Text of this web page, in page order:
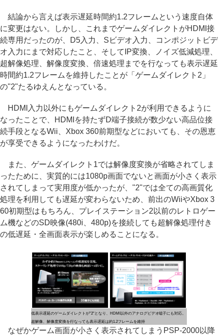
結論から言えば表示遅延時間約1.2フレームという速度自体
に変更はない。しかし、これまでゲームダイレクトがHDMI接
続専用だったのが、D5入力、Sビデオ入力、コンポジットビデ
オ入力にまで対応したこと、そしてIP変換、ノイズ低減処理、
超解像処理、解像度変換、倍速処理までを行なっても表示遅延
時間約1.2フレームを維持したことが「ゲームダイレクト2」
の"2"たるゆえんとなっている。
HDMI入力以外にもゲームダイレクト2が利用できるように
なったことで、HDMIを持たずD端子接続が数少ない高品位接
続手段となるWii、Xbox 360前期型などにおいても、その恩恵
が享受できるようになったわけだ。
また、ゲームダイレクト1では解像度変換が省略されてしま
ったために、実質的には1080p画面でないと画面が小さく表示
されてしまって実用度が低かったが、"2"では全ての高画質化
処理を利用しても遅延が変わらないため、前出のWiiやXbox 3
60初期型はもちろん、プレイステーション2以前のレトロゲー
ム機などのSD映像(480i、480p)を接続しても超解像処理付き
の低遅延・全画面表示が楽しめることになる。
低表示遅延のゲームダイレクトが"2"となり、HDMI以外のアナログビデオ端子にも対応。
超解像、解像度変換を行なっても表示遅延は約1.2フレームを維持
なぜかゲーム画面が小さく表示されてしまうPSP-2000以降